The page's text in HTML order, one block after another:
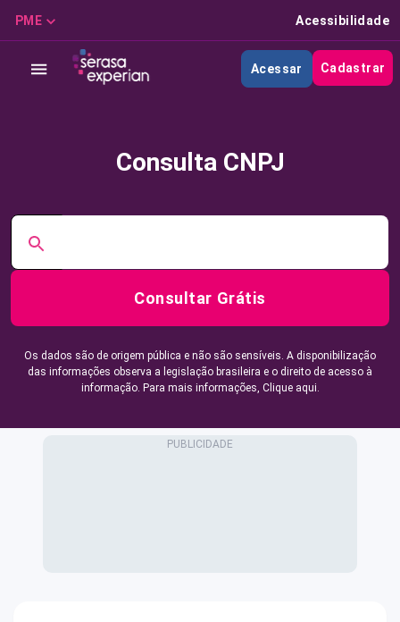
PME Acessibilidade
Acessar Cadastrar
Consulta CNPJ
Consultar Grátis
Os dados são de origem pública e não são sensíveis. A disponibilização
das informações observa a legislação brasileira e o direito de acesso à
informação. Para mais informações, Clique aqui.